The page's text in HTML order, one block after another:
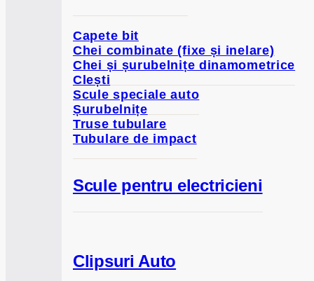
Capete bit
Chei combinate (fixe și inelare)
Chei și șurubelnițe dinamometrice
Clești
Scule speciale auto
Șurubelnițe
Truse tubulare
Tubulare de impact
Scule pentru electricieni
Clipsuri Auto